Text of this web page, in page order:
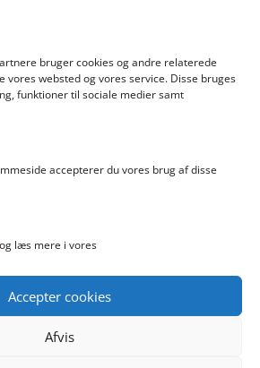
bruger cookies og andre relaterede
vores websted og vores service. Disse bruges
funktioner til sociale medier samt
accepterer du vores brug af disse
og læs mere i vores
Accepter cookies
Afvis
med gyldent enhjørning